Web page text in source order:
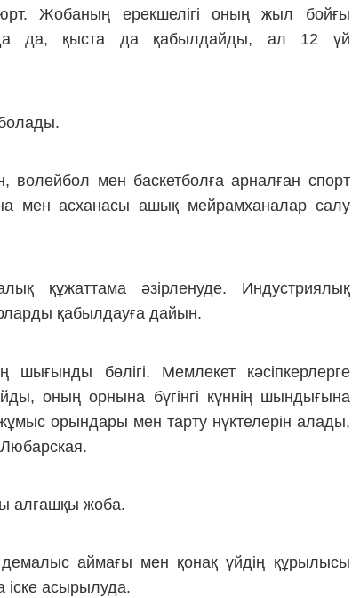
Жобаның ерекшелігі оның жыл бойғы
да, қыста да қабылдайды, ал 12 үй
волейбол мен баскетболға арналған спорт
мен асханасы ашық мейрамханалар салу
құжаттама әзірленуде. Индустриялық
қабылдауға дайын.
бөлігі. Мемлекет кәсіпкерлерге
оның орнына бүгінгі күннің шындығына
орындары мен тарту нүктелерін алады,
алғашқы жоба.
аймағы мен қонақ үйдің құрылысы
іске асырылуда.